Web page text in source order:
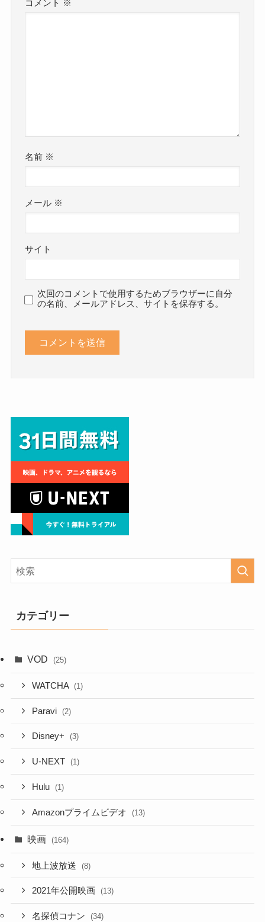
コメント ※
名前 ※
メール ※
サイト
次回のコメントで使用するためブラウザーに自分
の名前、メールアドレス、サイトを保存する。
カテゴリー
VOD (25)
WATCHA (1)
Paravi (2)
Disney+ (3)
U-NEXT (1)
Hulu (1)
Amazonプライムビデオ (13)
映画 (164)
地上波放送 (8)
2021年公開映画 (13)
名探偵コナン (34)